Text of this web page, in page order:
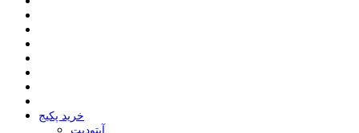
خرید پکیج
ﺁﭘﺘﻮﺩﯾﺖ